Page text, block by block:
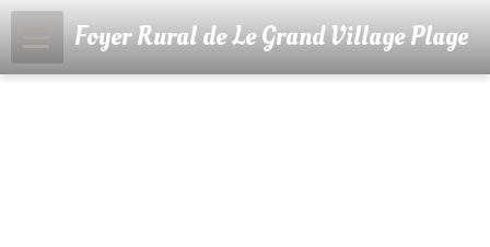
Foyer Rural de Le Grand Village Plage